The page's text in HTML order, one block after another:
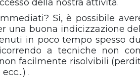
della nostra attività.
Si, è possibile
una buona indicizzazione
in poco tempo spesso
a tecniche non
facilmente risolvibili
.